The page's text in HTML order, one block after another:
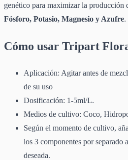
genético para maximizar la producción
Fósforo, Potasio, Magnesio y Azufre.
Cómo usar Tripart
Aplicación: Agitar antes de
de su uso
Dosificación: 1-5ml/L.
Medios de cultivo: Coco,
Según el momento de cultivo,
los 3 componentes por separado
deseada.